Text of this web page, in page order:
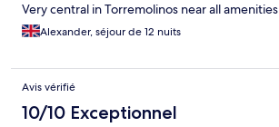
Very central in Torremolinos near all amenities
Alexander, séjour de 12 nuits
Avis vérifié
10/10 Exceptionnel